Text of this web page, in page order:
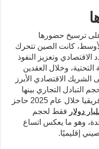
ترسيخ حضورها
كانت الصين تتحرك
وتعزيز النفوذ
التحتية، وخلال العقدين
الاقتصادي الأبرز
التبادل التجاري بينها
عام 2025 حاجز
فقط لحجم
وهو ما يعكس اتساع
إقليميًا.